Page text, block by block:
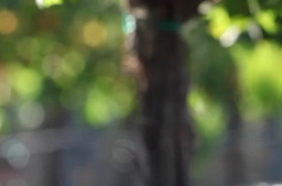
СНИЖЕНИЕ ЗАТРАТ
НА ВОДУ ДО 40 %,
РОСТ УРОЖАЙНОСТИ
ДО 70 %